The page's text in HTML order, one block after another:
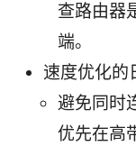
查路由器
端。
速度优化的
避免同时
优先在高